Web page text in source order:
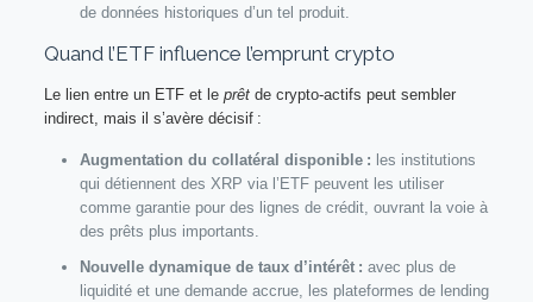
de données historiques d’un tel produit.
Quand l’ETF influence l’emprunt crypto
Le lien entre un ETF et le prêtde crypto‑actifs peut sembler
indirect, mais il s’avère décisif :
Augmentation du collatéral disponible : les institutions
qui détiennent des XRP via l’ETF peuvent les utiliser
comme garantie pour des lignes de crédit, ouvrant la voie à
des prêts plus importants.
Nouvelle dynamique de taux d’intérêt : avec plus de
liquidité et une demande accrue, les plateformes de lending